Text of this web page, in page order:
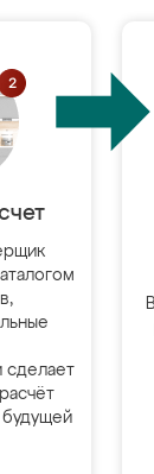
сделает